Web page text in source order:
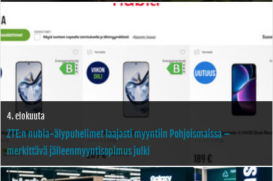
4. elokuuta
ZTE:n nubia-älypuhelimet laajasti myyntiin Pohjoismaissa –
merkittävä jälleenmyyntisopimus julki